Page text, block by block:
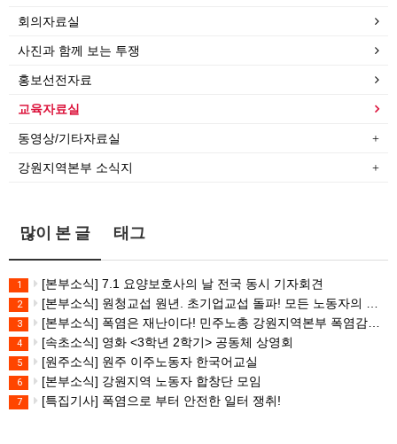
회의자료실
사진과 함께 보는 투쟁
홍보선전자료
교육자료실
동영상/기타자료실
강원지역본부 소식지
많이 본 글 태그
1 [본부소식] 7.1 요양보호사의 날 전국 동시 기자회견
2 [본부소식] 원청교섭 원년. 초기업교섭 돌파! 모든 노동자의 노동기본권 쟁취! 민주노총 7.15 총파업대회
3 [본부소식] 폭염은 재난이다! 민주노총 강원지역본부 폭염감시단 선포 기자회견
4 [속초소식] 영화 <3학년 2학기> 공동체 상영회
5 [원주소식] 원주 이주노동자 한국어교실
6 [본부소식] 강원지역 노동자 합창단 모임
7 [특집기사] 폭염으로 부터 안전한 일터 쟁취!